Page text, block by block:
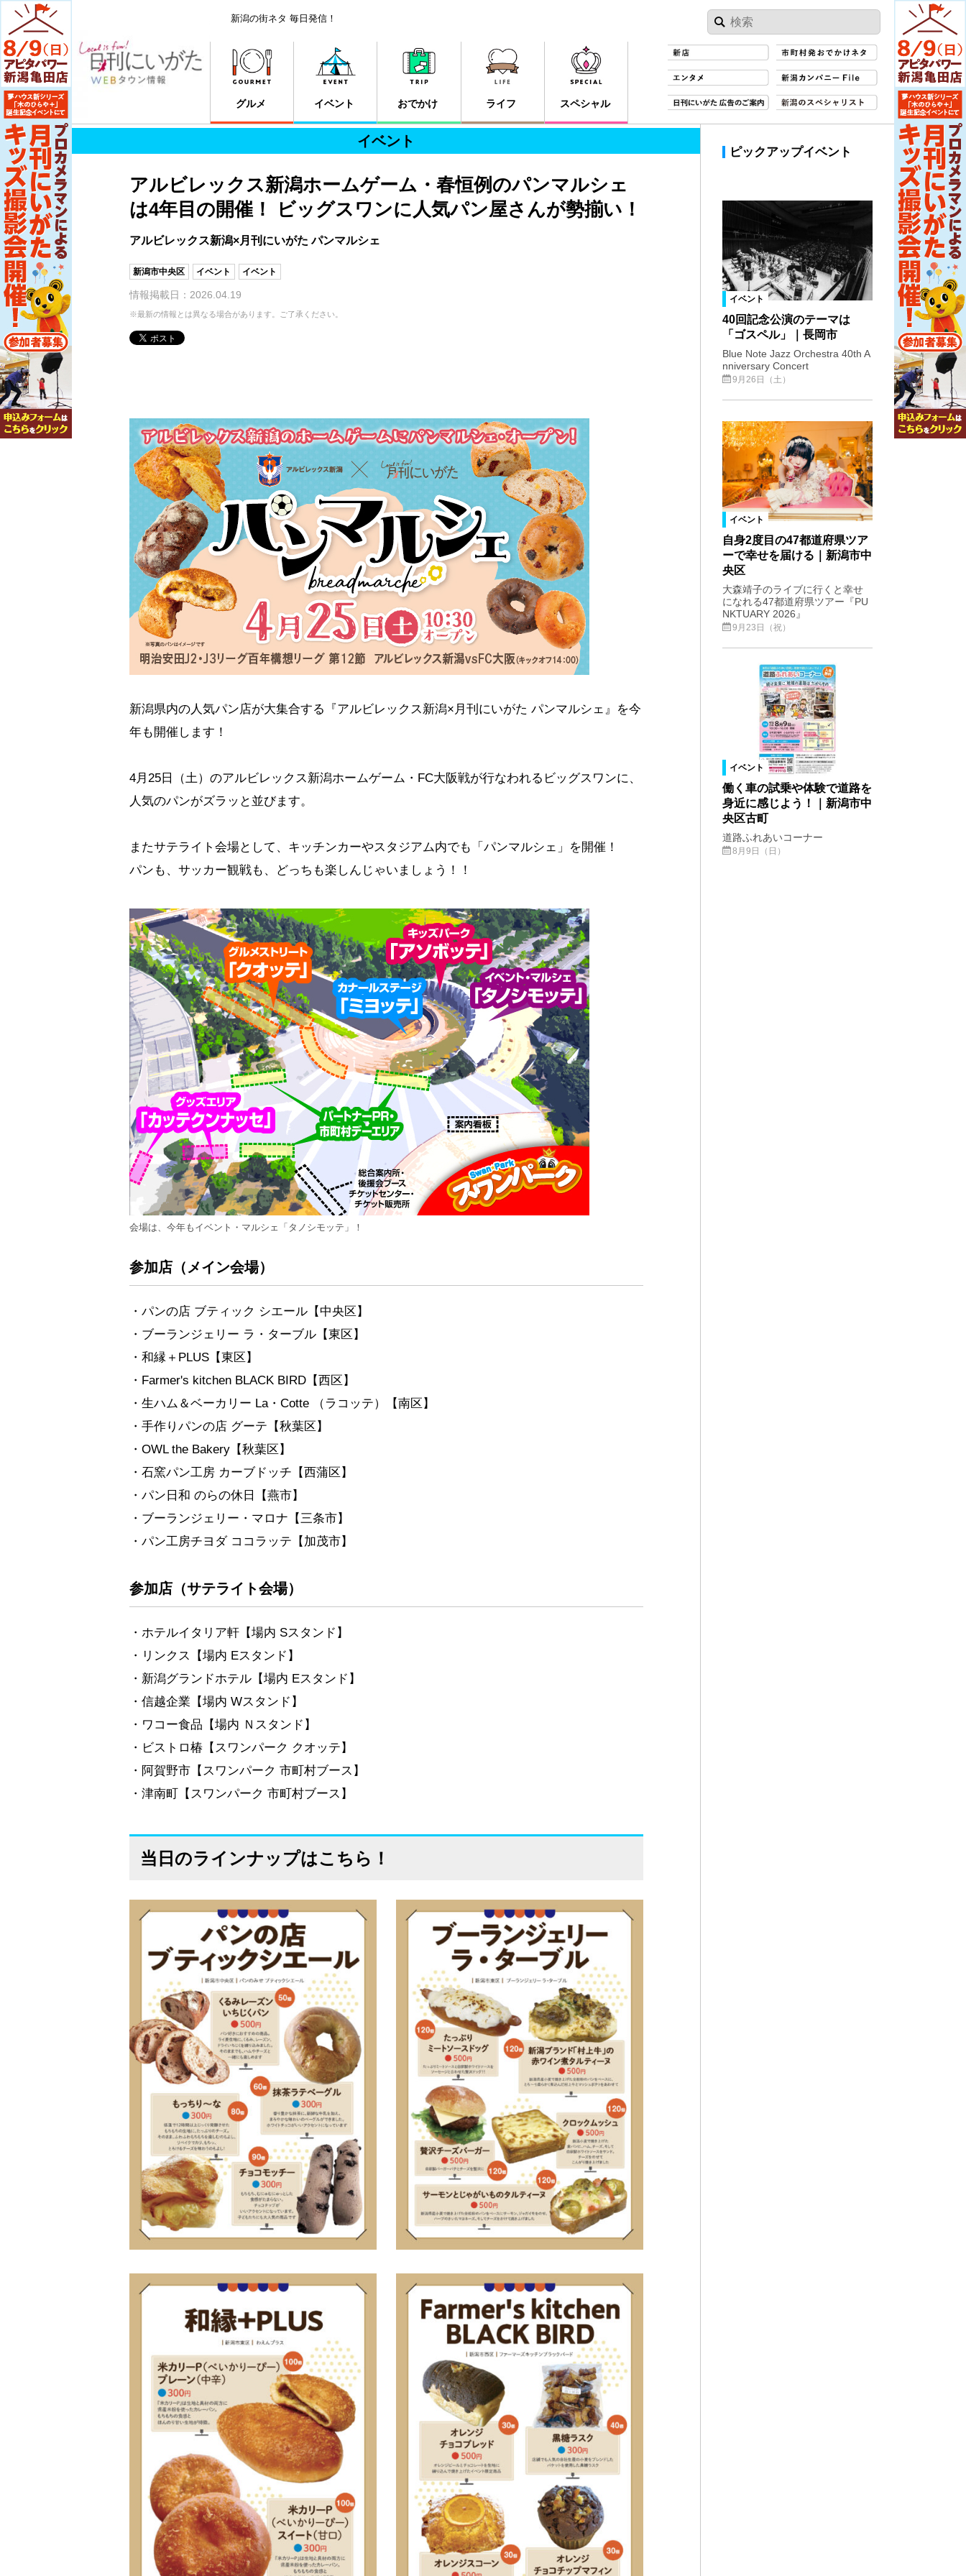
新潟の街ネタ 毎日発信！
グルメ イベント おでかけ ライフ スペシャル
イベント
アルビレックス新潟ホームゲーム・春恒例のパンマルシェ
は4年目の開催！ ビッグスワンに人気パン屋さんが勢揃い！
アルビレックス新潟×月刊にいがた パンマルシェ
新潟市中央区 イベント イベント
情報掲載日：2026.04.19
※最新の情報とは異なる場合があります。ご了承ください。
新潟県内の人気パン店が大集合する『アルビレックス新潟×月刊にいがた パンマルシェ』を今
年も開催します！
4月25日（土）のアルビレックス新潟ホームゲーム・FC大阪戦が行なわれるビッグスワンに、
人気のパンがズラッと並びます。
またサテライト会場として、キッチンカーやスタジアム内でも「パンマルシェ」を開催！
パンも、サッカー観戦も、どっちも楽しんじゃいましょう！！
会場は、今年もイベント・マルシェ「タノシモッテ」！
参加店（メイン会場）
・パンの店 ブティック シエール【中央区】
・ブーランジェリー ラ・ターブル【東区】
・和縁＋PLUS【東区】
・Farmer's kitchen BLACK BIRD【西区】
・生ハム＆ベーカリー La・Cotte （ラコッテ）【南区】
・手作りパンの店 グーテ【秋葉区】
・OWL the Bakery【秋葉区】
・石窯パン工房 カーブドッチ【西蒲区】
・パン日和 のらの休日【燕市】
・ブーランジェリー・マロナ【三条市】
・パン工房チヨダ ココラッテ【加茂市】
参加店（サテライト会場）
・ホテルイタリア軒【場内 Sスタンド】
・リンクス【場内 Eスタンド】
・新潟グランドホテル【場内 Eスタンド】
・信越企業【場内 Wスタンド】
・ワコー食品【場内 Ｎスタンド】
・ビストロ椿【スワンパーク クオッテ】
・阿賀野市【スワンパーク 市町村ブース】
・津南町【スワンパーク 市町村ブース】
当日のラインナップはこちら！
ピックアップイベント
イベント
40回記念公演のテーマは
「ゴスペル」｜長岡市
Blue Note Jazz Orchestra 40th A
nniversary Concert
9月26日（土）
イベント
自身2度目の47都道府県ツア
ーで幸せを届ける｜新潟市中
央区
大森靖子のライブに行くと幸せ
になれる47都道府県ツアー『PU
NKTUARY 2026』
9月23日（祝）
イベント
働く車の試乗や体験で道路を
身近に感じよう！｜新潟市中
央区古町
道路ふれあいコーナー
8月9日（日）